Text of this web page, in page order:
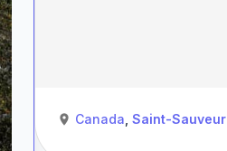
Canada ,Saint-Sauveur